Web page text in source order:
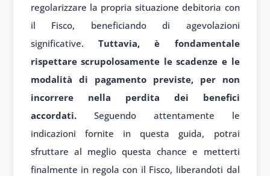
regolarizzare la propria situazione debitoria con
il Fisco, beneficiando di agevolazioni
significative. Tuttavia, è fondamentale
rispettare scrupolosamente le scadenze e le
modalità di pagamento previste, per non
incorrere nella perdita dei benefici
accordati.Seguendo attentamente le
indicazioni fornite in questa guida, potrai
sfruttare al meglio questa chance e metterti
finalmente in regola con il Fisco, liberandoti dal